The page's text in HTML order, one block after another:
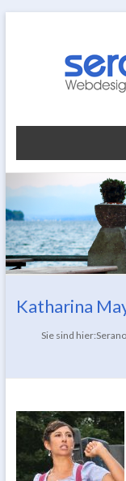
Katharina
Sie sind hier: